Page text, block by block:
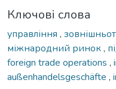
Ключові слова
управління ,
міжнародний ринок,
foreign trade operations ,
außenhandelsgeschäfte ,